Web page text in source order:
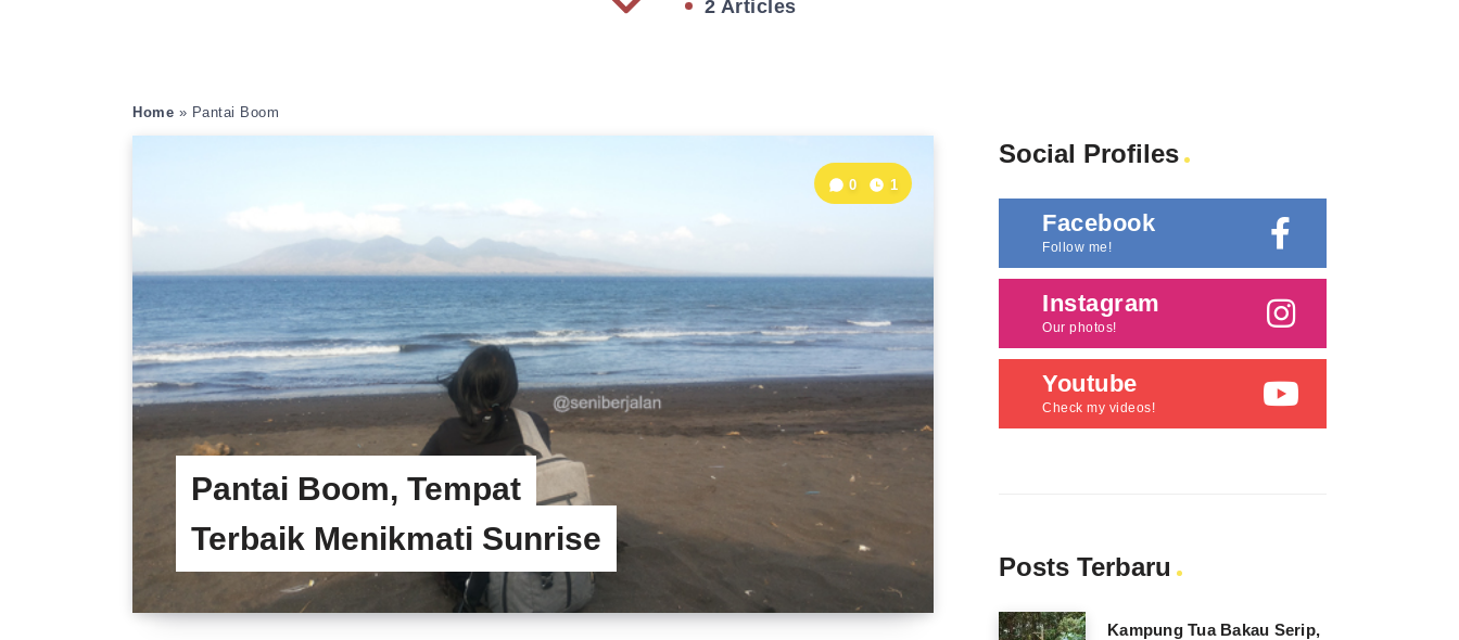
2 Articles
Home » Pantai Boom
Pantai Boom, Tempat
Terbaik Menikmati Sunrise
0 1
Social Profiles
Facebook
Follow me!
Instagram
Our photos!
Youtube
Check my videos!
Posts Terbaru
Kampung Tua Bakau Serip,